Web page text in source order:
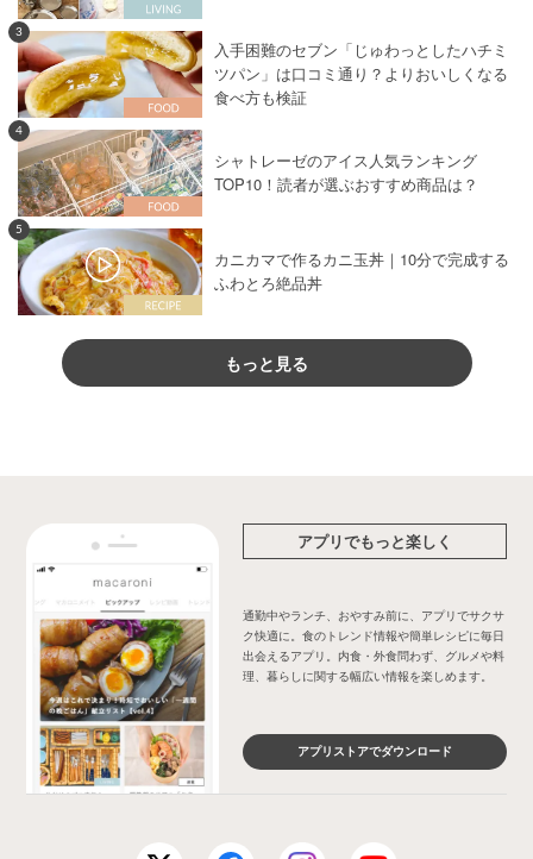
3
入手困難のセブン「じゅわっとしたハチミ
ツパン」は口コミ通り？よりおいしくなる
食べ方も検証
4
シャトレーゼのアイス人気ランキング
TOP10！読者が選ぶおすすめ商品は？
5
カニカマで作るカニ玉丼｜10分で完成する
ふわとろ絶品丼
もっと見る
アプリでもっと楽しく
通勤中やランチ、おやすみ前に、アプリでサクサ
ク快適に。食のトレンド情報や簡単レシピに毎日
出会えるアプリ。内食・外食問わず、グルメや料
理、暮らしに関する幅広い情報を楽しめます。
アプリストアでダウンロード